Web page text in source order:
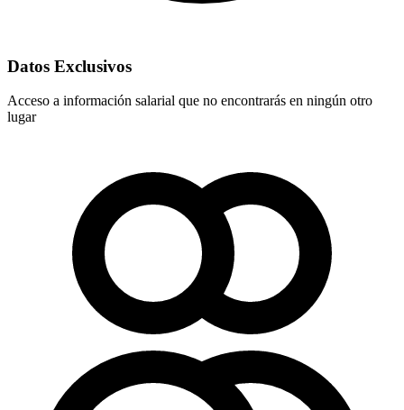
Datos Exclusivos
Acceso a información salarial que no encontrarás en ningún otro
lugar